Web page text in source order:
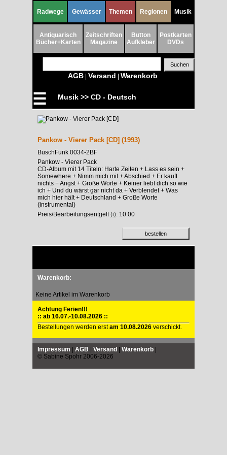
Radwege Gewässer Themen Regionen Musik
Antiquarisch
Bücher+Karten
Zeitschriften
Magazine
Button
Aufkleber
Postkarten
DVDs
AGB | Versand | Warenkorb
☰ Musik >> CD - Deutsch
Pankow - Vierer Pack [CD] (1993)
BuschFunk 0034-2BF
Pankow - Vierer Pack
CD-Album mit 14 Titeln: Harte Zeiten + Lass es sein +
Somewhere + Nimm mich mit + Abschied + Er kauft
nichts + Angst + Große Worte + Keiner liebt dich so wie
ich + Und du wärst gar nicht da + Verblendet + Was
mich hier hält + Deutschland + Große Worte
(instrumental)
Preis/Bearbeitungsentgelt(i): 10.00
Warenkorb:
Keine Artikel im Warenkorb
Achtung Ferien!!!
:: ab 16.07.-10.08.2026 ::
Bestellungen werden erstam 10.08.2026 verschickt.
Impressum | AGB | Versand | Warenkorb |
© Sabine Spohr 2006-2026